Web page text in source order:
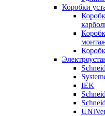
Коробки
IEK